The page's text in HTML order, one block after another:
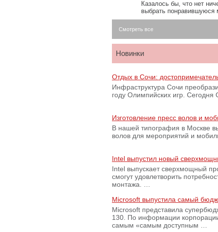
Казалось бы, что нет
выбрать
Смотреть все
Новинки
Отдых в Сочи:
Инфраструктура Сочи
году Олимпийских игр.
Изготовление пресс волов и
В нашей типография в Москве
волов для мероприятий и
Intel выпустил новый
Intel выпускает сверхмощный
смогут удовлетворить
монтажа. …
Microsoft выпустила самый
Microsoft представила
130. По информации
самым «самым доступным …